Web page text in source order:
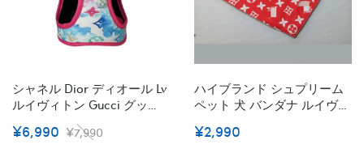
シャネル Dior ディオール Lv
ルイヴィトン Gucci グッチ
Chanel ブランド犬用首輪ハ
ーネスペット用品首輪 ハー
¥6,990 ¥7,990
ハイブランド シュプリーム
ペット 犬 バンダナ ルイヴィ
輪 お洒落 三角巾 ボッタン式
¥2,990